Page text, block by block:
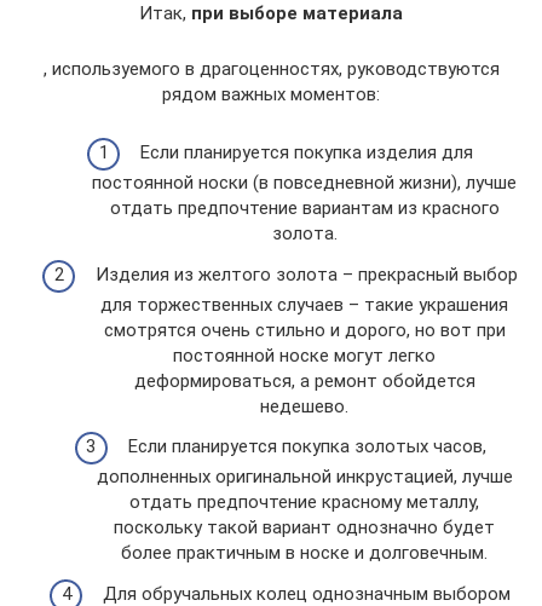
Итак, при выборе материала
, используемого в драгоценностях, руководствуются
рядом важных моментов:
Если планируется покупка изделия для
постоянной носки (в повседневной жизни), лучше
отдать предпочтение вариантам из красного
золота.
Изделия из желтого золота – прекрасный выбор
для торжественных случаев – такие украшения
смотрятся очень стильно и дорого, но вот при
постоянной носке могут легко
деформироваться, а ремонт обойдется
недешево.
Если планируется покупка золотых часов,
дополненных оригинальной инкрустацией, лучше
отдать предпочтение красному металлу,
поскольку такой вариант однозначно будет
более практичным в носке и долговечным.
Для обручальных колец однозначным выбором